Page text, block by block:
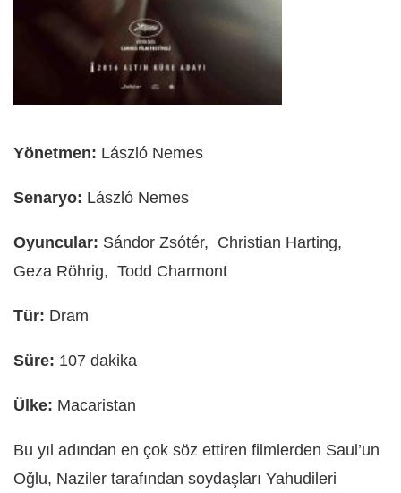
Yönetmen: László Nemes
Senaryo: László Nemes
Oyuncular: Sándor Zsótér, Christian Harting,
Geza Röhrig, Todd Charmont
Tür: Dram
Süre: 107 dakika
Ülke: Macaristan
Bu yıl adından en çok söz ettiren filmlerden Saul’un
Oğlu, Naziler tarafından soydaşları Yahudileri